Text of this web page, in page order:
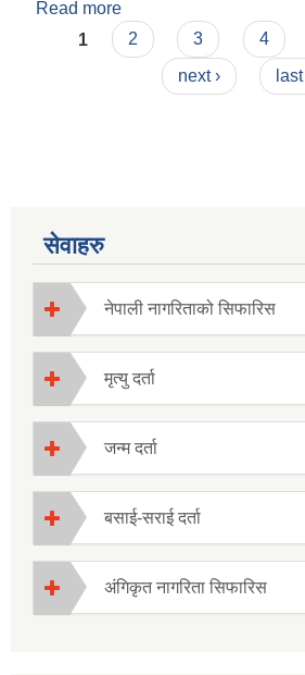
Read more
Pages
1 2 3 4
next ›
सेवाहरु
नेपाली नागरिताको सिफारिस
मृत्यु दर्ता
जन्म दर्ता
बसाई-सराई दर्ता
अंगिकृत नागरिता सिफारिस